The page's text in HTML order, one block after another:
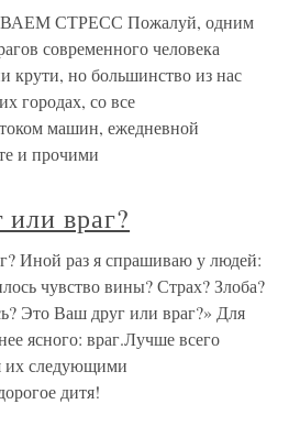
СТРЕСС Пожалуй, одним
современного человека
крути, но большинство из нас
городах, со все
машин, ежедневной
и прочими
или враг?
Иной раз я спрашиваю у людей:
чувство вины? Страх? Злоба?
Это Ваш друг или враг?» Для
ясного: враг.Лучше всего
их следующими
дитя!